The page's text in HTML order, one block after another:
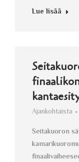
Lue lisää
Ajankohtaista
Seitakuoron